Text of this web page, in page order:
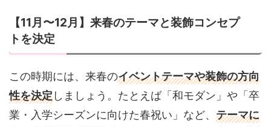
【11月〜12月】来春のテーマと装飾コンセプ
トを決定
この時期には、来春のイベントテーマや装飾の方向
性を決定しましょう。たとえば「和モダン」や「卒
業・入学シーズンに向けた春祝い」など、 テーマに